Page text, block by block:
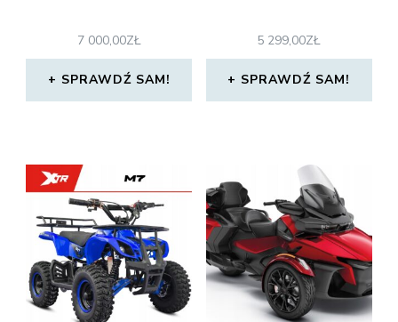
7 000,00ZŁ
SPRAWDŹ SAM!
5 299,00ZŁ
SPRAWDŹ SAM!